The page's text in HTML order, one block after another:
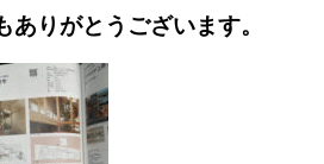
りがとうございます。